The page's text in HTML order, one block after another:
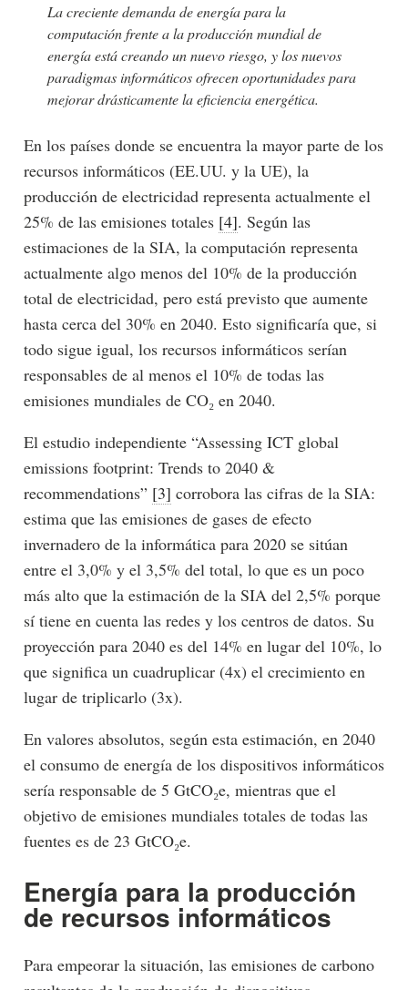
La creciente demanda de energía para la
computación frente a la producción mundial de
energía está creando un nuevo riesgo, y los nuevos
paradigmas informáticos ofrecen oportunidades para
mejorar drásticamente la eficiencia energética.
En los países donde se encuentra la mayor parte de los
recursos informáticos (EE.UU. y la UE), la
producción de electricidad representa actualmente el
25% de las emisiones totales [4]. Según las
estimaciones de la SIA, la computación representa
actualmente algo menos del 10% de la producción
total de electricidad, pero está previsto que aumente
hasta cerca del 30% en 2040. Esto significaría que, si
todo sigue igual, los recursos informáticos serían
responsables de al menos el 10% de todas las
emisiones mundiales de CO₂ en 2040.
El estudio independiente “Assessing ICT global
emissions footprint: Trends to 2040 &
recommendations” [3] corrobora las cifras de la SIA:
estima que las emisiones de gases de efecto
invernadero de la informática para 2020 se sitúan
entre el 3,0% y el 3,5% del total, lo que es un poco
más alto que la estimación de la SIA del 2,5% porque
sí tiene en cuenta las redes y los centros de datos. Su
proyección para 2040 es del 14% en lugar del 10%, lo
que significa un cuadruplicar (4x) el crecimiento en
lugar de triplicarlo (3x).
En valores absolutos, según esta estimación, en 2040
el consumo de energía de los dispositivos informáticos
sería responsable de 5 GtCO₂e, mientras que el
objetivo de emisiones mundiales totales de todas las
fuentes es de 23 GtCO₂e.
Energía para la producción
de recursos informáticos
Para empeorar la situación, las emisiones de carbono